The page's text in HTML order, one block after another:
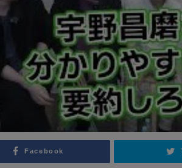
Facebook